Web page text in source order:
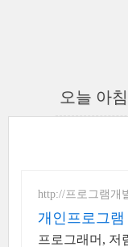
오늘 아
http://프로그램개
개인프로그램
프로그래머, 저